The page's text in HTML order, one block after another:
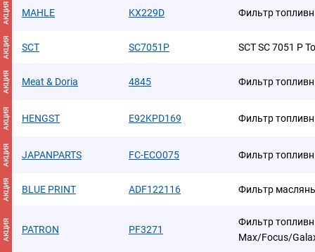
АКЦИЯ MAHLE KX229D Фильтр
АКЦИЯ SCT SC7051P SCT SC 7051 P
АКЦИЯ Meat & Doria 4845 Фильтр
АКЦИЯ HENGST E92KPD169 Фильтр
АКЦИЯ JAPANPARTS FC-ECO075 Фильтр
АКЦИЯ BLUE PRINT ADF122116 Фильтр
АКЦИЯ PATRON PF3271
Фильтр
Max/Focus/